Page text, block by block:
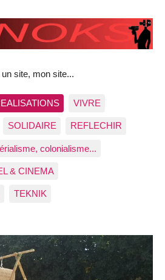
site, mon site...
VIVRE
SOLIDAIRE REFLECHIR
colonialisme...
& CINEMA
TEKNIK